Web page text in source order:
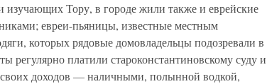
Тору, в городе жили также и еврейские
евреи-пьяницы, известные местным
которых рядовые домовладельцы подозревали в
регулярно платили староконстантиновскому суду и
доходов — наличными, полынной водкой,